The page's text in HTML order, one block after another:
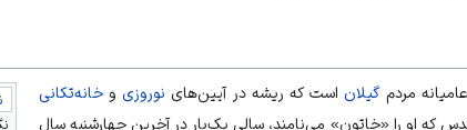
مردمگیلان است که ریشه در آیین‌های نوروزی وخانه‌تکانی
که او را «خاتون» می‌نامند، سالی یک‌بار در آخرین چهارشنبه سال